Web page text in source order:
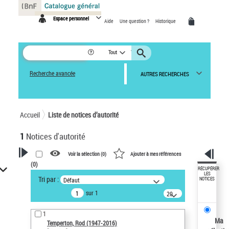
Espace personnel Aide Une question ? Historique
Tout
Recherche avancée AUTRES RECHERCHES
Accueil Liste de notices d’autorité
1 Notices d'autorité
VOTRE RECHERCHE
Recherche avancée dans les
notices d’autorité
Œuvres liées à l'auteur :
Temperton, Rod (1947-2016)
Voir la sélection (0) Ajouter à mes références
(0)
Tri par : Défaut
sur 1
20
résultats/page
1
Temperton, Rod (1947-2016)
RÉCUPÉRER
LES
NOTICES
Ma
Panneau de gestion des cookies